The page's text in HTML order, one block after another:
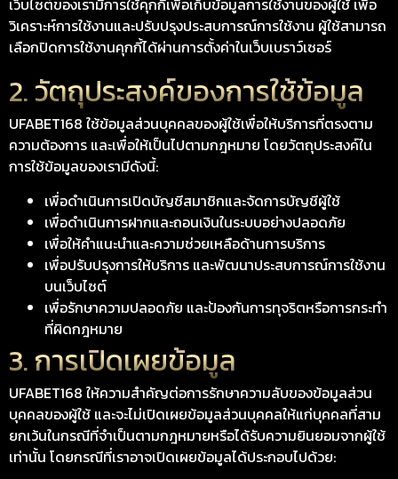
เว็บไซต์ของเรามีการใช้คุกกี้เพื่อเก็บข้อมูลการใช้งานของผู้ใช้ เพื่อ
วิเคราะห์การใช้งานและปรับปรุงประสบการณ์การใช้งาน ผู้ใช้สามารถ
เลือกปิดการใช้งานคุกกี้ได้ผ่านการตั้งค่าในเว็บเบราว์เซอร์
2. วัตถุประสงค์ของการใช้ข้อมูล
UFABET168 ใช้ข้อมูลส่วนบุคคลของผู้ใช้เพื่อให้บริการที่ตรงตาม
ความต้องการ และเพื่อให้เป็นไปตามกฎหมาย โดยวัตถุประสงค์ใน
การใช้ข้อมูลของเรามีดังนี้:
เพื่อดำเนินการเปิดบัญชีสมาชิกและจัดการบัญชีผู้ใช้
เพื่อดำเนินการฝากและถอนเงินในระบบอย่างปลอดภัย
เพื่อให้คำแนะนำและความช่วยเหลือด้านการบริการ
เพื่อปรับปรุงการให้บริการ และพัฒนาประสบการณ์การใช้งาน
บนเว็บไซต์
เพื่อรักษาความปลอดภัย และป้องกันการทุจริตหรือการกระทำ
ที่ผิดกฎหมาย
3. การเปิดเผยข้อมูล
UFABET168 ให้ความสำคัญต่อการรักษาความลับของข้อมูลส่วน
บุคคลของผู้ใช้ และจะไม่เปิดเผยข้อมูลส่วนบุคคลให้แก่บุคคลที่สาม
ยกเว้นในกรณีที่จำเป็นตามกฎหมายหรือได้รับความยินยอมจากผู้ใช้
เท่านั้น โดยกรณีที่เราอาจเปิดเผยข้อมูลได้ประกอบไปด้วย: